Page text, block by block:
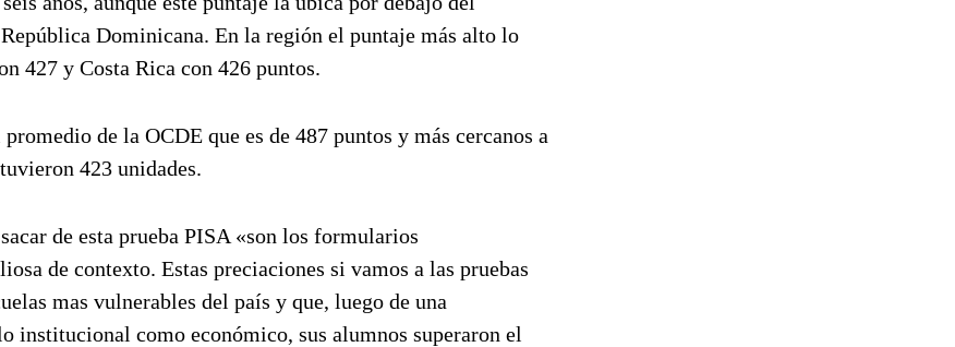
Dominicana. En la región el puntaje más alto lo
427 y Costa Rica con 426 puntos.
de la OCDE que es de 487 puntos y más cercanos a
423 unidades.
de esta prueba PISA «son los formularios
de contexto. Estas preciaciones si vamos a las pruebas
mas vulnerables del país y que, luego de una
institucional como económico, sus alumnos superaron el